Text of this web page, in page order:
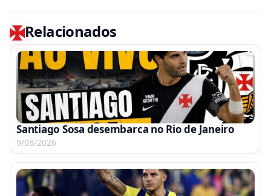
Relacionados
Santiago Sosa desembarca no Rio de Janeiro
9/08/2026